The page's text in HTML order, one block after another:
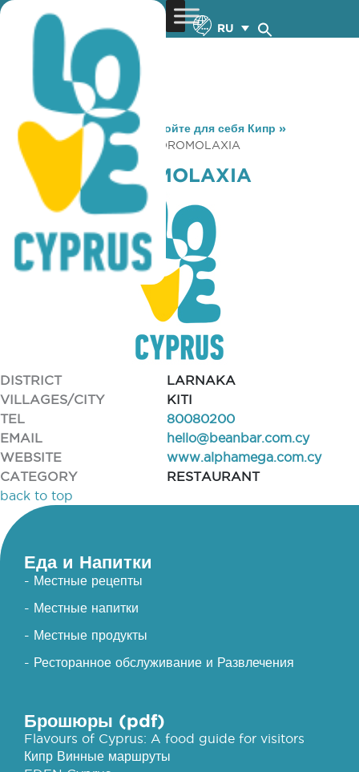
RU
You are here: Home »Откройте для себя Кипр »
Gastronomy
» BEAN BAR DROMOLAXIA
BEAN BAR DROMOLAXIA
DISTRICT
LARNAKA
VILLAGES/CITY
KITI
TEL
80080200
EMAIL
hello@beanbar.com.cy
WEBSITE
www.alphamega.com.cy
CATEGORY
RESTAURANT
back to top
Еда и Напитки
- Местные рецепты
- Местные напитки
- Местные продукты
- Ресторанное обслуживание и Развлечения
Брошюры (pdf)
Flavours of Cyprus: A food guide for visitors
Кипр Винные маршруты